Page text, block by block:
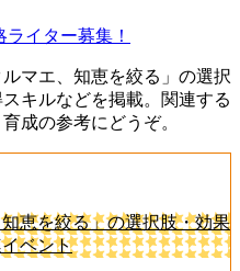
イター募集！
マエ、知恵を絞る」の選択
キルなどを掲載。関連する
成の参考にどうぞ。
恵を絞る」の選択肢・効果
ベント